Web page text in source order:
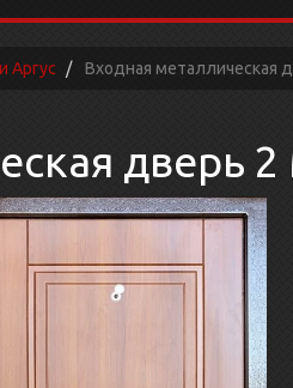
Аргус Входная металлическая
дверь